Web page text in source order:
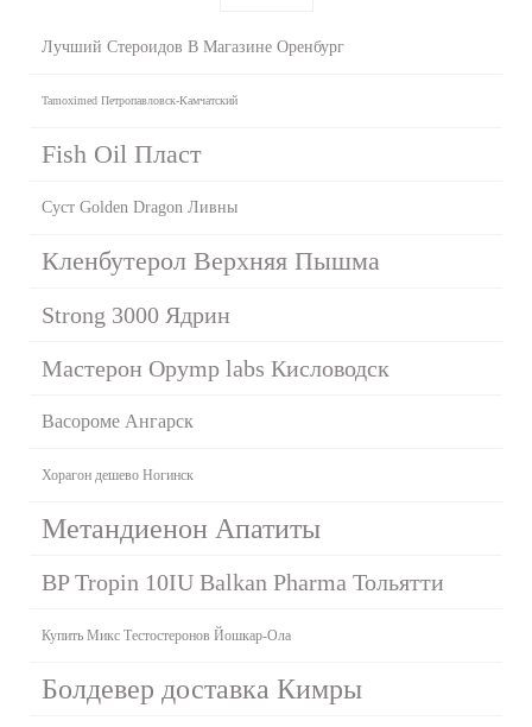
Лучший Стероидов В Магазине Оренбург
Tamoximed Петропавловск-Камчатский
Fish Oil Пласт
Суст Golden Dragon Ливны
Кленбутерол Верхняя Пышма
Strong 3000 Ядрин
Мастерон Opymp labs Кисловодск
Васороме Ангарск
Хорагон дешево Ногинск
Метандиенон Апатиты
BP Tropin 10IU Balkan Pharma Тольятти
Купить Микс Тестостеронов Йошкар-Ола
Болдевер доставка Кимры